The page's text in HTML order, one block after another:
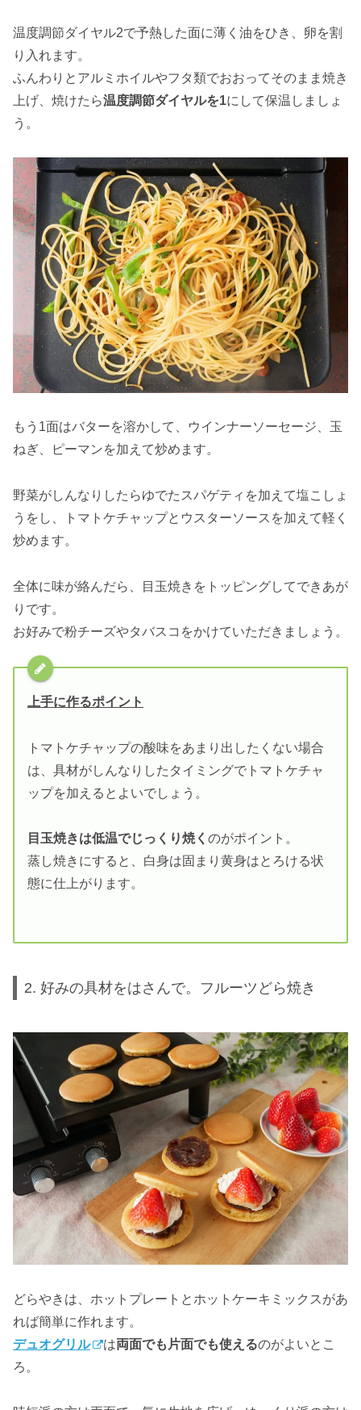
温度調節ダイヤル2で予熱した面に薄く油をひき、卵を割
り入れます。
ふんわりとアルミホイルやフタ類でおおってそのまま焼き
上げ、焼けたら温度調節ダイヤルを1にして保温しましょ
う。
もう1面はバターを溶かして、ウインナーソーセージ、玉
ねぎ、ピーマンを加えて炒めます。
野菜がしんなりしたらゆでたスパゲティを加えて塩こしょ
うをし、トマトケチャップとウスターソースを加えて軽く
炒めます。
全体に味が絡んだら、目玉焼きをトッピングしてできあが
りです。
お好みで粉チーズやタバスコをかけていただきましょう。
上手に作るポイント
トマトケチャップの酸味をあまり出したくない場合
は、具材がしんなりしたタイミングでトマトケチャ
ップを加えるとよいでしょう。
目玉焼きは低温でじっくり焼く のがポイント。
蒸し焼きにすると、白身は固まり黄身はとろける状
態に仕上がります。
2. 好みの具材をはさんで。フルーツどら焼き
どらやきは、ホットプレートとホットケーキミックスがあ
れば簡単に作れます。
デュオグリル
は両面でも片面でも使えるのがよいとこ
ろ。